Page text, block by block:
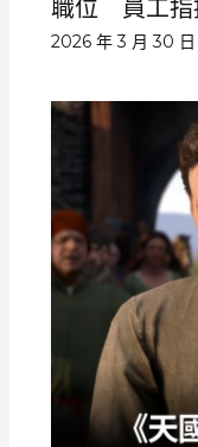
職位 員工指
2026 年 3 月 30 日